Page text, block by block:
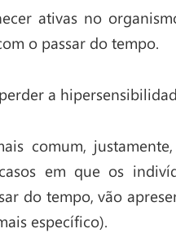
ativas no
o passar do tempo.
a
comum,
em que os
do tempo, vão
específico).